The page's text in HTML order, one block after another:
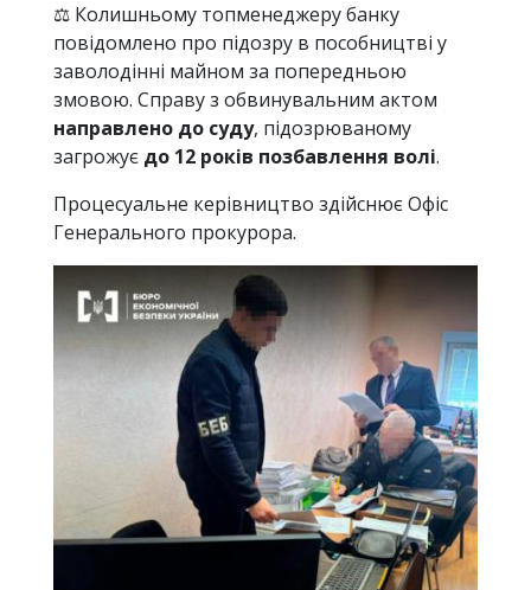
⚖️ Колишньому топменеджеру банку
повідомлено про підозру в пособництві у
заволодінні майном за попередньою
змовою. Справу з обвинувальним актом
направлено до суду, підозрюваному
загрожує до 12 років позбавлення волі.
Процесуальне керівництво здійснює Офіс
Генерального прокурора.